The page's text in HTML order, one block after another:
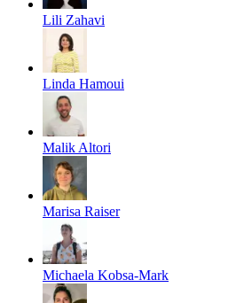
Lili Zahavi
Linda Hamoui
Malik Altori
Marisa Raiser
Michaela Kobsa-Mark